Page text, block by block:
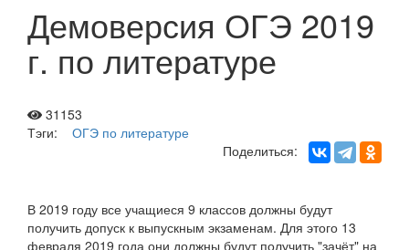
Демоверсия ОГЭ 2019
г. по литературе
31153
Тэги:
ОГЭ по литературе
Поделиться:
В 2019 году все учащиеся 9 классов должны будут
получить допуск к выпускным экзаменам. Для этого 13
февраля 2019 года они должны будут получить "зачёт" на